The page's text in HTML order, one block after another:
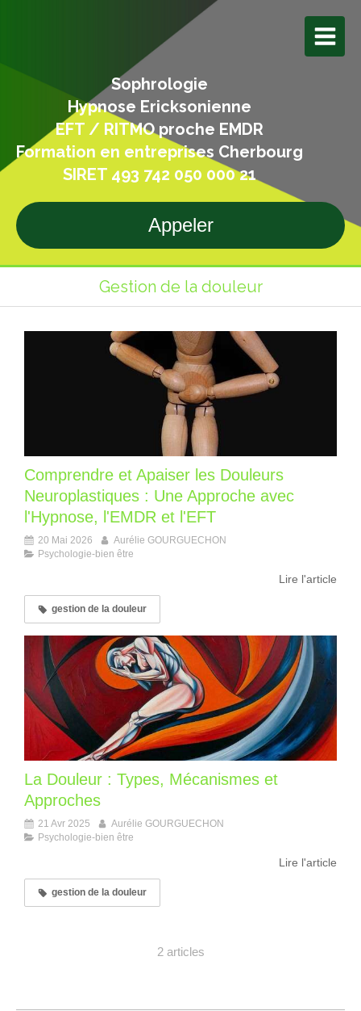
Sophrologie
Hypnose Ericksonienne
EFT / RITMO proche EMDR
Formation en entreprises Cherbourg
SIRET 493 742 050 000 21
Appeler
Gestion de la douleur
Comprendre et Apaiser les Douleurs
Neuroplastiques : Une Approche avec
l'Hypnose, l'EMDR et l'EFT
20 Mai 2026
Aurélie GOURGUECHON
Psychologie-bien être
Lire l'article
gestion de la douleur
La Douleur : Types, Mécanismes et
Approches
21 Avr 2025
Aurélie GOURGUECHON
Psychologie-bien être
Lire l'article
gestion de la douleur
2 articles